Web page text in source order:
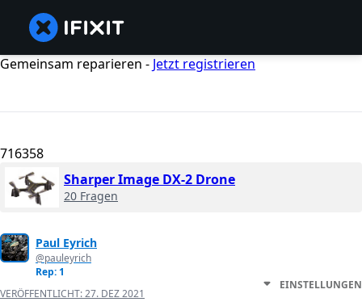
Gemeinsam reparieren - Jetzt registrieren
716358
Sharper Image DX-2 Drone
20 Fragen
Paul Eyrich
@pauleyrich
Rep: 1
VERÖFFENTLICHT:27. DEZ 2021
EINSTELLUNGEN